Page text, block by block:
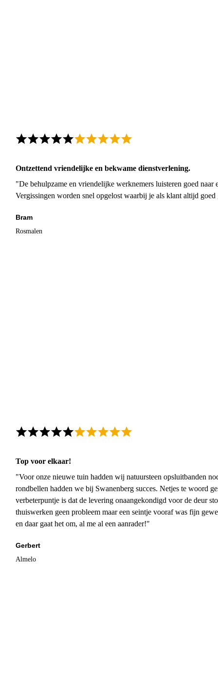
Ontzettend vriendelijke en bekwame dienstverlening.
"De behulpzame en vriendelijke werknemers luisteren goed naar
Vergissingen worden snel opgelost waarbij je als klant altijd
Bram
Rosmalen
Top voor elkaar!
"Voor onze nieuwe tuin hadden wij natuursteen opsluitbanden
rondbellen hadden we bij Swanenberg succes. Netjes te woord
verbeterpuntje is dat de levering onaangekondigd voor de deur
thuiswerken geen probleem maar een seintje vooraf was fijn
en daar gaat het om, al me al een aanrader!"
Gerbert
Almelo